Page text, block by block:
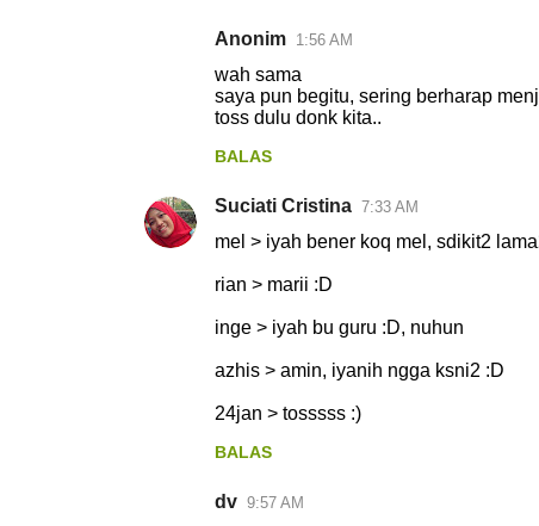
Anonim 1:56 AM
wah sama
saya pun begitu, sering berharap
toss dulu donk kita..
BALAS
Suciati Cristina 7:33 AM
mel > iyah bener koq mel, sdikit2
rian > marii :D
inge > iyah bu guru :D, nuhun
azhis > amin, iyanih ngga ksni2 :D
24jan > tosssss :)
BALAS
dv 9:57 AM